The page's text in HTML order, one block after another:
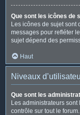
Que sont les icônes de
Les icônes de sujet sont
messages pour refléter
sujet dépend des
Haut
Niveaux
Que sont les
Les administrateurs
contrôle sur tout le